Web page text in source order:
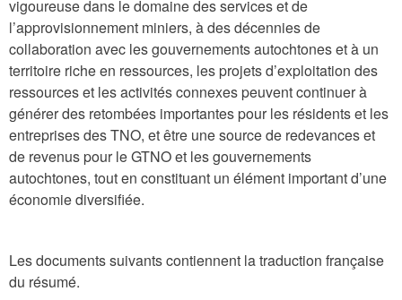
vigoureuse dans le domaine des services et de
l’approvisionnement miniers, à des décennies de
collaboration avec les gouvernements autochtones et à un
territoire riche en ressources, les projets d’exploitation des
ressources et les activités connexes peuvent continuer à
générer des retombées importantes pour les résidents et les
entreprises des TNO, et être une source de redevances et
de revenus pour le GTNO et les gouvernements
autochtones, tout en constituant un élément important d’une
économie diversifiée.
Les documents suivants contiennent la traduction française
du résumé.